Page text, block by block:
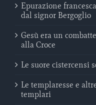
Epurazione
dal signor Bergoglio
Gesù era un
alla Croce
Le suore cistercensi
Le templaresse e
templari